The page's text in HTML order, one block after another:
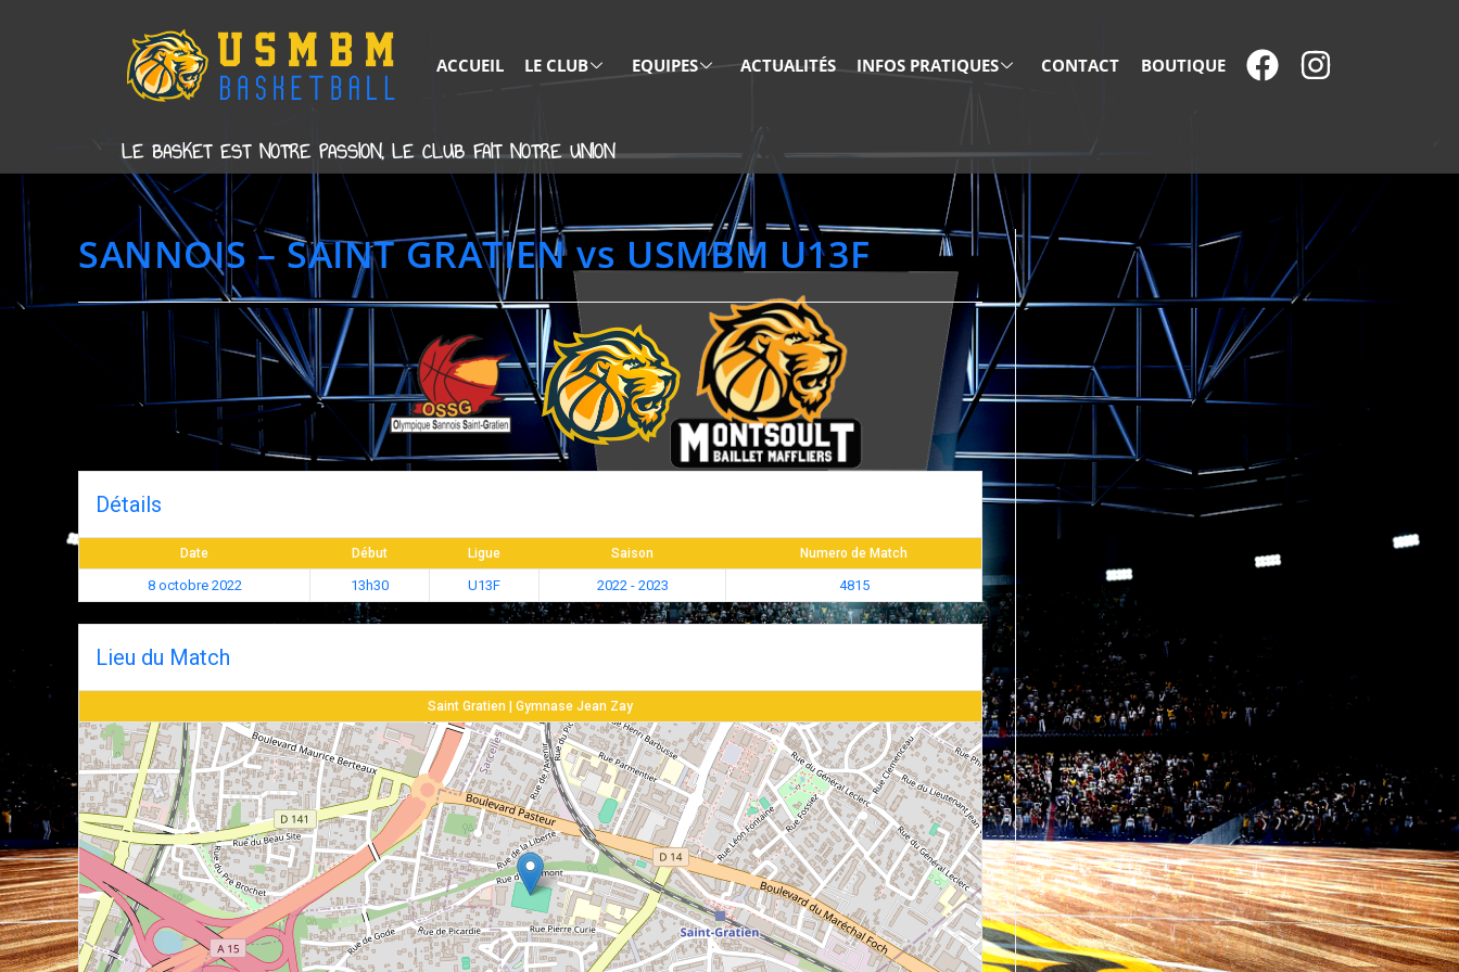
ACCUEIL LE CLUB EQUIPES ACTUALITÉS INFOS PRATIQUES CONTACT BOUTIQUE
LE BASKET EST NOTRE PASSION, LE CLUB FAIT NOTRE UNION
SANNOIS – SAINT GRATIEN vs USMBM U13F
vs
Détails
Date Début Ligue Saison Numero de Match
8 octobre 2022 13h30 U13F 2022 - 2023 4815
Lieu du Match
Saint Gratien | Gymnase Jean Zay